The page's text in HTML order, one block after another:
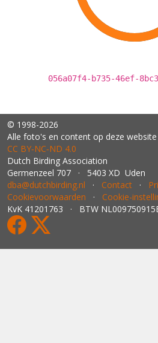
056a07f4-b735-46ef-
© 1998-2026
Alle foto's en content op deze
CC BY‑NC‑ND 4.0
Dutch Birding Association
Germenzeel 707 · 5403 XD Uden
dba@dutchbirding.nl · Contact ·
Cookievoorwaarden · Cookie-
KvK 41201763 · BTW